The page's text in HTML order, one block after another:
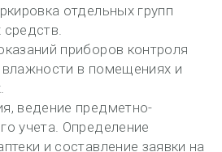
отдельных групп
средств.
приборов контроля
в помещениях и
ведение предметно-
учета. Определение
и составление заявки на